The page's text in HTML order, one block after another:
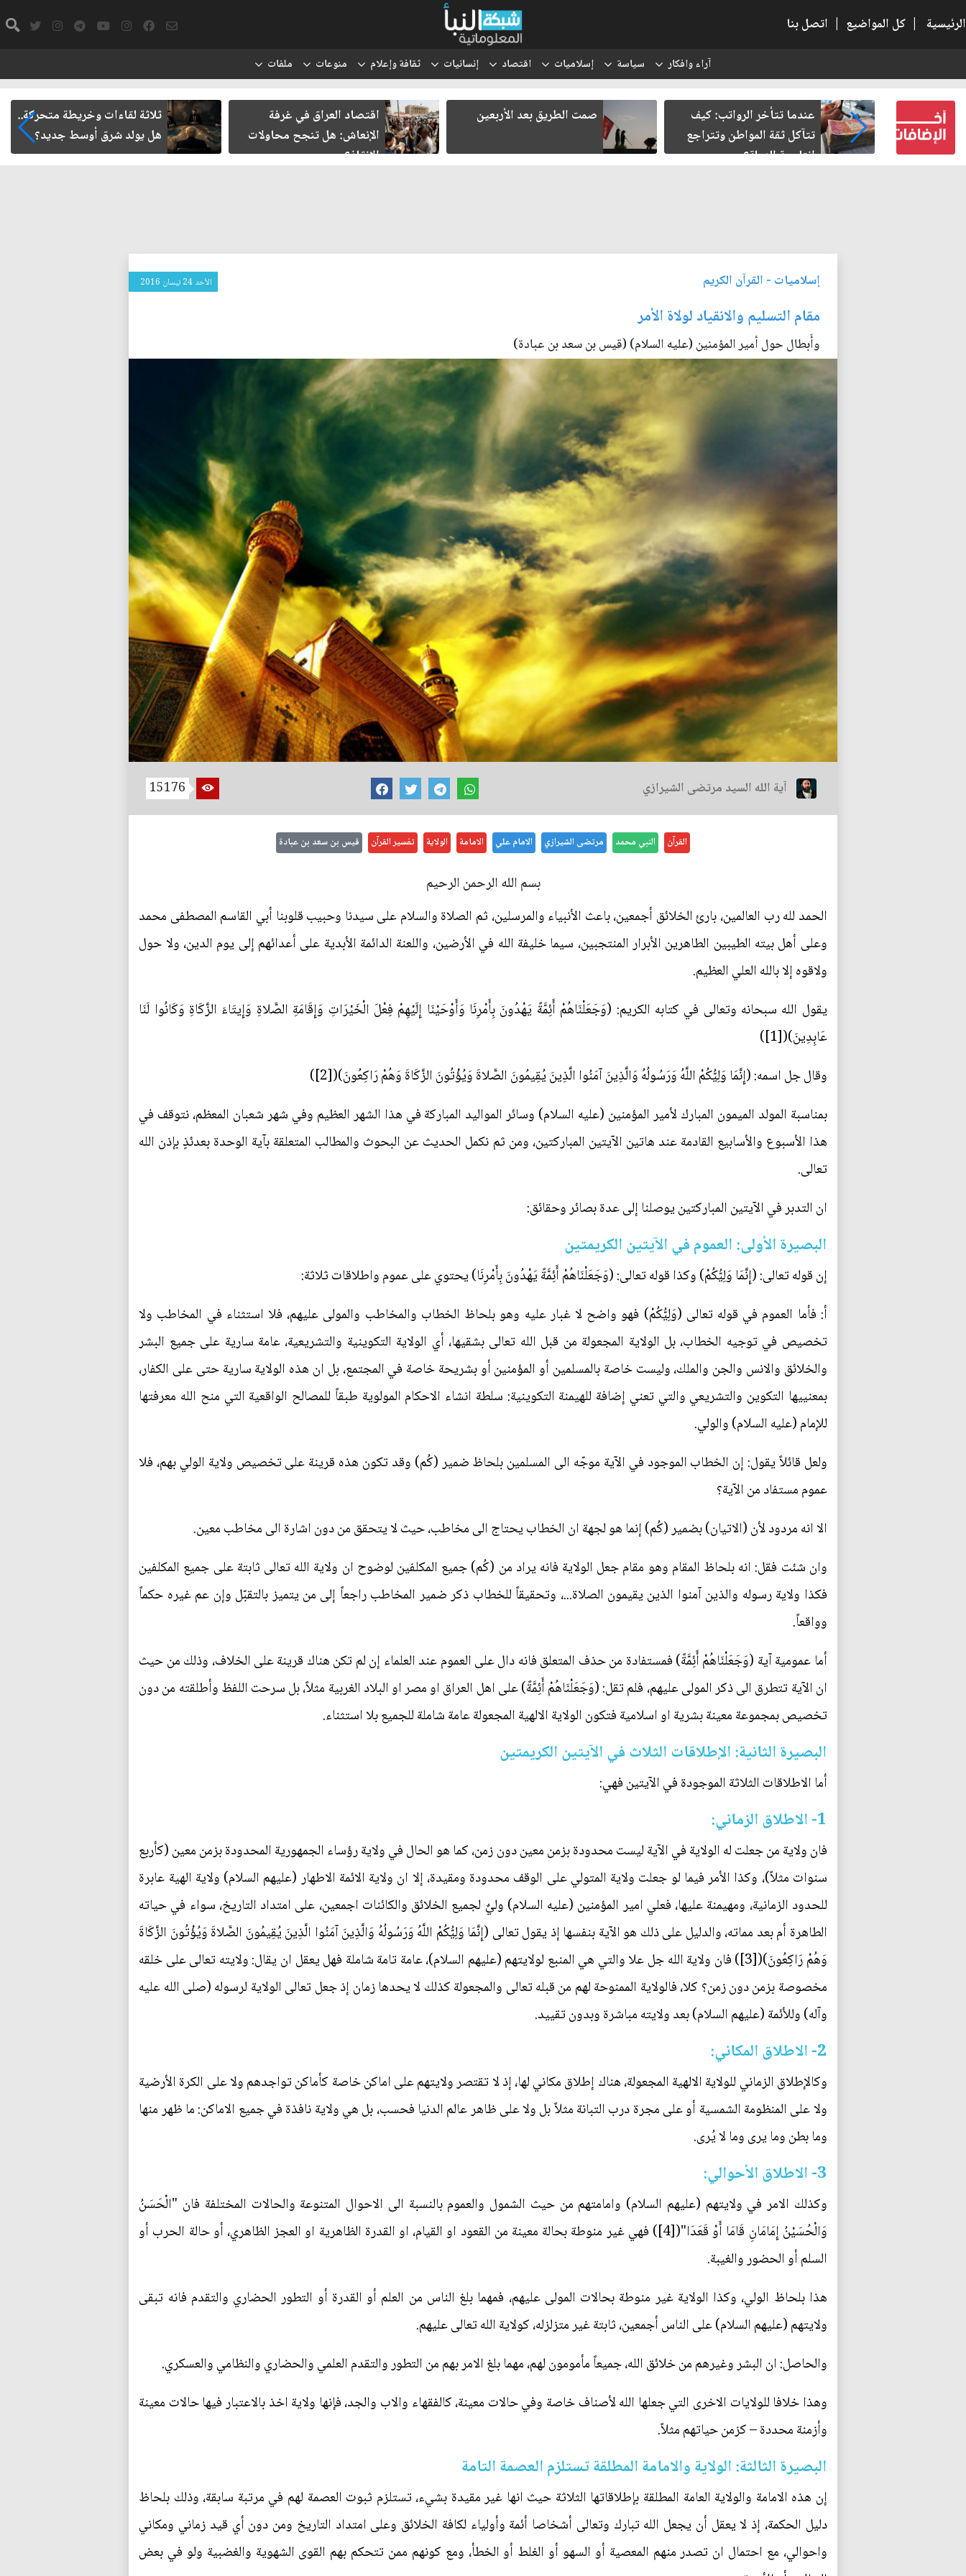
الرئيسية | كل المواضيع | اتصل بنا
آراء وافكار سياسة إسلاميات اقتصاد إنسانيات ثقافة وإعلام منوعات ملفات
حين
عندما تتأخر الرواتب: كيف
تتآكل ثقة المواطن وتتراجع
إنتاجية الدولة؟
صمت الطريق بعد الأربعين
اقتصاد العراق في غرفة
الإنعاش: هل تنجح محاولات
الإنقاذ؟
ثلاثة لقاءات وخريطة متحركة..
هل يولد شرق أوسط جديد؟
إسلاميات - القرآن الكريم الأحد 24 نيسان 2016
مقام التسليم والانقياد لولاة الأمر
وأَبطال حول أمير المؤمنين (عليه السلام) (قيس بن سعد بن عبادة)
آية الله السيد مرتضى الشيرازي 15176
القرآن النبي محمد مرتضى الشيرازي الامام علي الامامة الولاية تفسير القرآن قيس بن سعد بن عبادة
بسم الله الرحمن الرحيم
الحمد لله رب العالمين، بارئ الخلائق أجمعين، باعث الأنبياء والمرسلين، ثم الصلاة والسلام على سيدنا وحبيب قلوبنا أبي القاسم المصطفى محمد
وعلى أهل بيته الطيبين الطاهرين الأبرار المنتجبين، سيما خليفة الله في الأرضين، واللعنة الدائمة الأبدية على أعدائهم إلى يوم الدين، ولا حول
ولاقوه إلا بالله العلي العظيم.
يقول الله سبحانه وتعالى في كتابه الكريم: (وَجَعَلْنَاهُمْ أَئِمَّةً يَهْدُونَ بِأَمْرِنَا وَأَوْحَيْنَا إِلَيْهِمْ فِعْلَ الْخَيْرَاتِ وَإِقَامَةِ الصَّلاةِ وَإِيتَاءَ الزَّكَاةِ وَكَانُوا لَنَا
عَابِدِينَ)([1])
وقال جل اسمه: (إِنَّمَا وَلِيُّكُمْ اللَّهُ وَرَسُولُهُ وَالَّذِينَ آمَنُوا الَّذِينَ يُقِيمُونَ الصَّلاةَ وَيُؤْتُونَ الزَّكَاةَ وَهُمْ رَاكِعُونَ)([2])
بمناسبة المولد الميمون المبارك لأمير المؤمنين (عليه السلام) وسائر المواليد المباركة في هذا الشهر العظيم وفي شهر شعبان المعظم، نتوقف في
هذا الأسبوع والأسابيع القادمة عند هاتين الآيتين المباركتين، ومن ثم نكمل الحديث عن البحوث والمطالب المتعلقة بآية الوحدة بعدئذٍ بإذن الله
تعالى.
ان التدبر في الآيتين المباركتين يوصلنا إلى عدة بصائر وحقائق:
البصيرة الأولى: العموم في الآيتين الكريمتين
إن قوله تعالى: (إِنَّمَا وَلِيُّكُمْ) وكذا قوله تعالى: (وَجَعَلْنَاهُمْ أَئِمَّةً يَهْدُونَ بِأَمْرِنَا) يحتوي على عموم واطلاقات ثلاثة:
أ: فأما العموم في قوله تعالى (وَلِيُّكُمْ) فهو واضح لا غبار عليه وهو بلحاظ الخطاب والمخاطب والمولى عليهم، فلا استثناء في المخاطب ولا
تخصيص في توجيه الخطاب، بل الولاية المجعولة من قبل الله تعالى بشقيها، أي الولاية التكوينية والتشريعية، عامة سارية على جميع البشر
والخلائق والانس والجن والملك، وليست خاصة بالمسلمين أو المؤمنين أو بشريحة خاصة في المجتمع، بل ان هذه الولاية سارية حتى على الكفار،
بمعنييها التكوين والتشريعي والتي تعني إضافة للهيمنة التكوينية: سلطة انشاء الاحكام المولوية طبقاً للمصالح الواقعية التي منح الله معرفتها
للإمام (عليه السلام) والولي.
ولعل قائلاً يقول: إن الخطاب الموجود في الآية موجّه الى المسلمين بلحاظ ضمير (كُم) وقد تكون هذه قرينة على تخصيص ولاية الولي بهم، فلا
عموم مستفاد من الآية؟
الا انه مردود لأن (الاتيان) بضمير (كُم) إنما هو لجهة ان الخطاب يحتاج الى مخاطب، حيث لا يتحقق من دون اشارة الى مخاطب معين.
وان شئت فقل: انه بلحاظ المقام وهو مقام جعل الولاية فانه يراد من (كُم) جميع المكلفين لوضوح ان ولاية الله تعالى ثابتة على جميع المكلفين
فكذا ولاية رسوله والذين آمنوا الذين يقيمون الصلاة...، وتحقيقاً للخطاب ذكر ضمير المخاطب راجعاً إلى من يتميز بالتقبّل وإن عم غيره حكماً
وواقعاً.
أما عمومية آية (وَجَعَلْنَاهُمْ أَئِمَّةً) فمستفادة من حذف المتعلق فانه دال على العموم عند العلماء إن لم تكن هناك قرينة على الخلاف، وذلك من حيث
ان الآية تتطرق الى ذكر المولى عليهم، فلم تقل: (وَجَعَلْنَاهُمْ أَئِمَّةً) على اهل العراق او مصر او البلاد الغربية مثلاً، بل سرحت اللفظ وأطلقته من دون
تخصيص بمجموعة معينة بشرية او اسلامية فتكون الولاية الالهية المجعولة عامة شاملة للجميع بلا استثناء.
البصيرة الثانية: الإطلاقات الثلاث في الآيتين الكريمتين
أما الاطلاقات الثلاثة الموجودة في الآيتين فهي:
1- الاطلاق الزماني:
فان ولاية من جعلت له الولاية في الآية ليست محدودة بزمن معين دون زمن، كما هو الحال في ولاية رؤساء الجمهورية المحدودة بزمن معين (كأربع
سنوات مثلاً)، وكذا الأمر فيما لو جعلت ولاية المتولي على الوقف محدودة ومقيدة، إلا ان ولاية الائمة الاطهار (عليهم السلام) ولاية الهية عابرة
للحدود الزمانية، ومهيمنة عليها، فعلي امير المؤمنين (عليه السلام) وليٌ لجميع الخلائق والكائنات اجمعين، على امتداد التاريخ، سواء في حياته
الطاهرة أم بعد مماته، والدليل على ذلك هو الآية بنفسها إذ يقول تعالى (إِنَّمَا وَلِيُّكُمْ اللَّهُ وَرَسُولُهُ وَالَّذِينَ آمَنُوا الَّذِينَ يُقِيمُونَ الصَّلاةَ وَيُؤْتُونَ الزَّكَاةَ
وَهُمْ رَاكِعُونَ)([3]) فان ولاية الله جل علا والتي هي المنبع لولايتهم (عليهم السلام)، عامة تامة شاملة فهل يعقل ان يقال: ولايته تعالى على خلقه
مخصوصة بزمن دون زمن؟ كلا، فالولاية الممنوحة لهم من قبله تعالى والمجعولة كذلك لا يحدها زمان إذ جعل تعالى الولاية لرسوله (صلى الله عليه
وآله) وللأئمة (عليهم السلام) بعد ولايته مباشرة وبدون تقييد.
2- الاطلاق المكاني:
وكالإطلاق الزماني للولاية الالهية المجعولة، هناك إطلاق مكاني لها، إذ لا تقتصر ولايتهم على اماكن خاصة كأماكن تواجدهم ولا على الكرة الأرضية
ولا على المنظومة الشمسية أو على مجرة درب التبانة مثلاً بل ولا على ظاهر عالم الدنيا فحسب، بل هي ولاية نافذة في جميع الاماكن: ما ظهر منها
وما بطن وما يرى وما لا يُرى.
3- الاطلاق الأحوالي:
وكذلك الامر في ولايتهم (عليهم السلام) وامامتهم من حيث الشمول والعموم بالنسبة الى الاحوال المتنوعة والحالات المختلفة فان "الْحَسَنُ
وَالْحُسَيْنُ إِمَامَانِ قَامَا أَوْ قَعَدَا"([4]) فهي غير منوطة بحالة معينة من القعود او القيام، او القدرة الظاهرية او العجز الظاهري، أو حالة الحرب أو
السلم أو الحضور والغيبة.
هذا بلحاظ الولي، وكذا الولاية غير منوطة بحالات المولى عليهم، فمهما بلغ الناس من العلم أو القدرة أو التطور الحضاري والتقدم فانه تبقى
ولايتهم (عليهم السلام) على الناس أجمعين، ثابتة غير متزلزله، كولاية الله تعالى عليهم.
والحاصل: ان البشر وغيرهم من خلائق الله، جميعاً مأمومون لهم، مهما بلغ الامر بهم من التطور والتقدم العلمي والحضاري والنظامي والعسكري.
وهذا خلافا للولايات الاخرى التي جعلها الله لأصناف خاصة وفي حالات معينة، كالفقهاء والاب والجد، فإنها ولاية اخذ بالاعتبار فيها حالات معينة
وأزمنة محددة – كزمن حياتهم مثلاً.
البصيرة الثالثة: الولاية والامامة المطلقة تستلزم العصمة التامة
إن هذه الامامة والولاية العامة المطلقة بإطلاقاتها الثلاثة حيث انها غير مقيدة بشيء، تستلزم ثبوت العصمة لهم في مرتبة سابقة، وذلك بلحاظ
دليل الحكمة، إذ لا يعقل أن يجعل الله تبارك وتعالى أشخاصا أئمة وأولياء لكافة الخلائق وعلى امتداد التاريخ ومن دون أي قيد زماني ومكاني
واحوالي، مع احتمال ان تصدر منهم المعصية أو السهو أو الغلط أو الخطأ، ومع كونهم ممن تتحكم بهم القوى الشهوية والغضبية ولو في بعض